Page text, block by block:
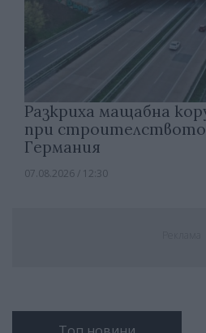
Разкриха мащабна
при
Германия
07.08.2026 / 12:30